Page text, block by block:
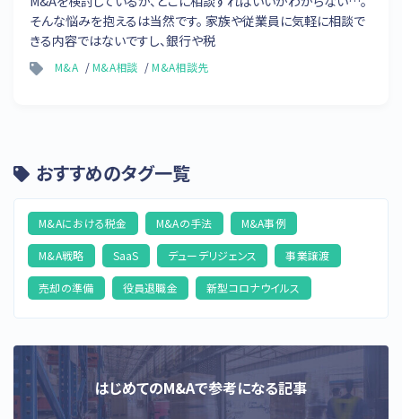
そんな悩みを抱えるは当然です。 家族や従業員に気軽に相談で
きる内容ではないですし、銀行や税
M&A M&A相談 M&A相談先
おすすめのタグ一覧
M&Aにおける税金 M&Aの手法 M&A事例
M&A戦略 SaaS デューデリジェンス 事業譲渡
売却の準備 役員退職金 新型コロナウイルス
はじめてのM&Aで参考になる記事